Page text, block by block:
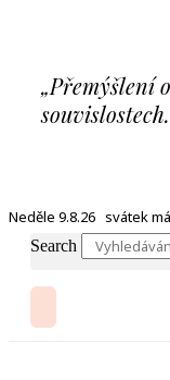
„Přemýšlení
Neděle 9.8.26 svátek
Search